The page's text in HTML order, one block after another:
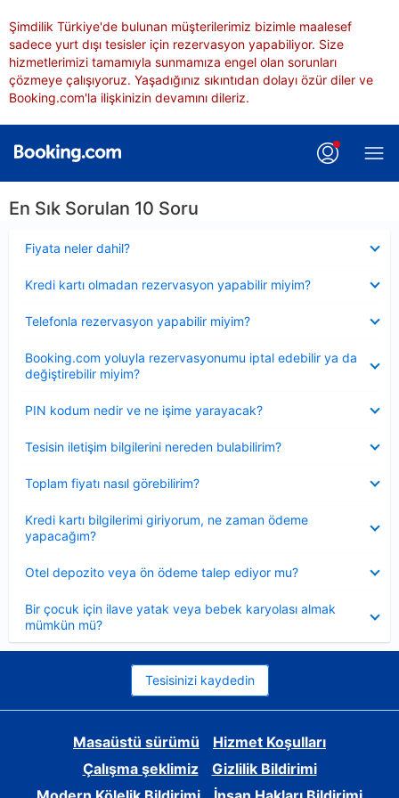
Şimdilik Türkiye'de bulunan müşterilerimiz bizimle maalesef
sadece yurt dışı tesisler için rezervasyon yapabiliyor. Size
hizmetlerimizi tamamıyla sunmamıza engel olan sorunları
çözmeye çalışıyoruz. Yaşadığınız sıkıntıdan dolayı özür diler ve
Booking.com'la ilişkinizin devamını dileriz.
En Sık Sorulan 10 Soru
Fiyata neler dahil?
Kredi kartı olmadan rezervasyon yapabilir miyim?
Telefonla rezervasyon yapabilir miyim?
Booking.com yoluyla rezervasyonumu iptal edebilir ya da
değiştirebilir miyim?
PIN kodum nedir ve ne işime yarayacak?
Tesisin iletişim bilgilerini nereden bulabilirim?
Toplam fiyatı nasıl görebilirim?
Kredi kartı bilgilerimi giriyorum, ne zaman ödeme
yapacağım?
Otel depozito veya ön ödeme talep ediyor mu?
Bir çocuk için ilave yatak veya bebek karyolası almak
mümkün mü?
Tesisinizi kaydedin
Masaüstü sürümü
Hizmet Koşulları
Çalışma şeklimiz
Gizlilik Bildirimi